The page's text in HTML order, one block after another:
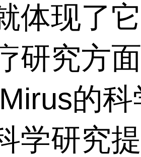
体现了
研究方
的科
学研究